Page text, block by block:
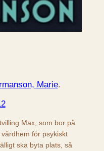
Marie.
Max, som bor på
för psykiskt
ska byta plats, så